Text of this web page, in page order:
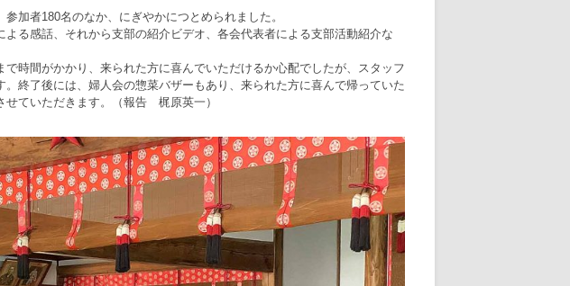
加者180名のなか、にぎやかにつとめられました。
る感話、それから支部の紹介ビデオ、各会代表者による支部活動紹介な
時間がかかり、来られた方に喜んでいただけるか心配でしたが、スタッフ
終了後には、婦人会の惣菜バザーもあり、来られた方に喜んで帰っていた
せていただきます。（報告 梶原英一）